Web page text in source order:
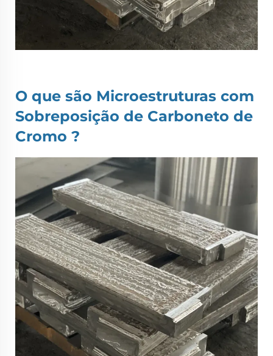
O que são Microestruturas com
Sobreposição de Carboneto de
Cromo ?